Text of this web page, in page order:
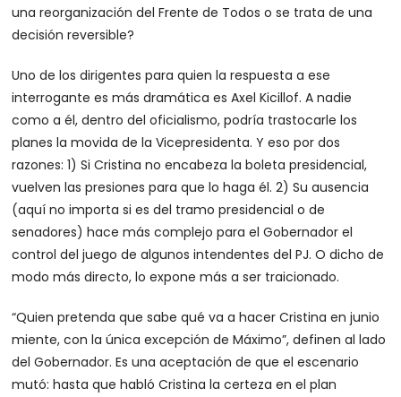
una reorganización del Frente de Todos o se trata de una
decisión reversible?
Uno de los dirigentes para quien la respuesta a ese
interrogante es más dramática es Axel Kicillof. A nadie
como a él, dentro del oficialismo, podría trastocarle los
planes la movida de la Vicepresidenta. Y eso por dos
razones: 1) Si Cristina no encabeza la boleta presidencial,
vuelven las presiones para que lo haga él. 2) Su ausencia
(aquí no importa si es del tramo presidencial o de
senadores) hace más complejo para el Gobernador el
control del juego de algunos intendentes del PJ. O dicho de
modo más directo, lo expone más a ser traicionado.
“Quien pretenda que sabe qué va a hacer Cristina en junio
miente, con la única excepción de Máximo”, definen al lado
del Gobernador. Es una aceptación de que el escenario
mutó: hasta que habló Cristina la certeza en el plan